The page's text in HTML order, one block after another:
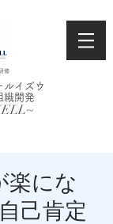
修
ルイズウ
織開発
楽にな
己肯定